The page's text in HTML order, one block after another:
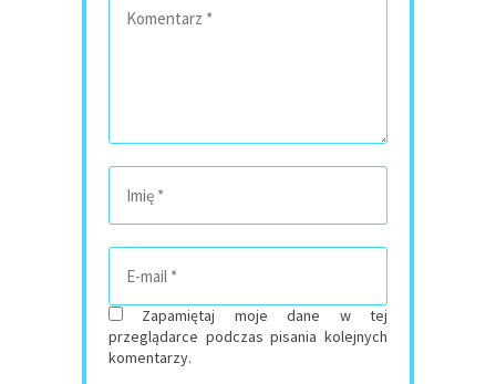
Zapamiętaj moje dane w tej
przeglądarce podczas pisania kolejnych
komentarzy.